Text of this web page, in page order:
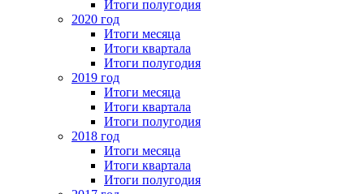
Итоги полугодия
2020 год
Итоги месяца
Итоги квартала
Итоги полугодия
2019 год
Итоги месяца
Итоги квартала
Итоги полугодия
2018 год
Итоги месяца
Итоги квартала
Итоги полугодия